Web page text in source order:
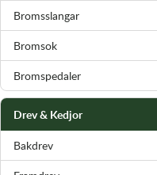
Bromsslangar
Bromsok
Bromspedaler
Drev & Kedjor
Bakdrev